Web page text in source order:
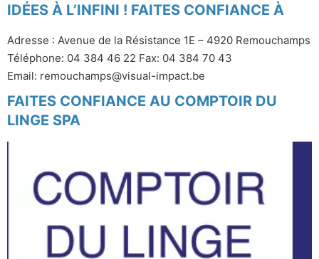
IDÉES À L’INFINI ! FAITES CONFIANCE À
Adresse : Avenue de la Résistance 1E – 4920 Remouchamps
Téléphone: 04 384 46 22 Fax: 04 384 70 43
Email: remouchamps@visual-impact.be
FAITES CONFIANCE AU COMPTOIR DU
LINGE SPA